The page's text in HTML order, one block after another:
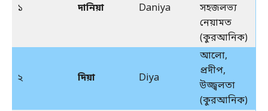
১ দানিয়া Daniya
সহজলভ্য
নেয়ামত
(কুরআনিক)
২ দিয়া Diya
আলো,
প্রদীপ,
উজ্জ্বলতা
(কুরআনিক)